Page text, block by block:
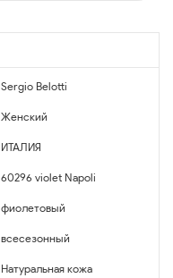
Sergio Belotti
Женский
ИТАЛИЯ
60296 violet Napoli
фиолетовый
всесезонный
Натуральная кожа